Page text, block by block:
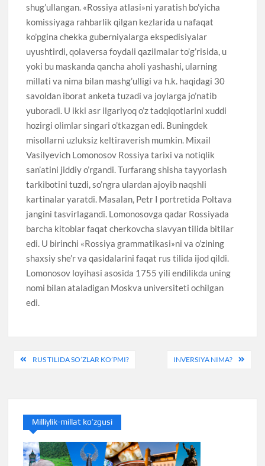
shug’ullangan. «Rossiya atlasi»ni yaratish bo’yicha
komissiyaga rahbarlik qilgan kezlarida u nafaqat
ko’pgina chekka guberniyalarga ekspedisiyalar
uyushtirdi, qolaversa foydali qazilmalar to’g’risida, u
yoki bu maskanda qancha aholi yashashi, ularning
millati va nima bilan mashg’ulligi va h.k. haqidagi 30
savoldan iborat anketa tuzadi va joylarga jo’natib
yuboradi. U ikki asr ilgariyoq o’z tadqiqotlarini xuddi
hozirgi olimlar singari o’tkazgan edi. Buningdek
misollarni uzluksiz keltiraverish mumkin. Mixail
Vasilyevich Lomonosov Rossiya tarixi va notiqlik
san’atini jiddiy o’rgandi. Turfarang shisha tayyorlash
tarkibotini tuzdi, so’ngra ulardan ajoyib naqshli
kartinalar yaratdi. Masalan, Petr I portretida Poltava
jangini tasvirlagandi. Lomonosovga qadar Rossiyada
barcha kitoblar faqat cherkovcha slavyan tilida bitilar
edi. U birinchi «Rossiya grammatikasi»ni va o’zining
shaxsiy she’r va qasidalarini faqat rus tilida ijod qildi.
Lomonosov loyihasi asosida 1755 yili endilikda uning
nomi bilan ataladigan Moskva universiteti ochilgan
edi.
PostRUS TILIDA SO’ZLAR KO’PMI? INVERSIYA NIMA?
Milliylik-millat ko’zgusi